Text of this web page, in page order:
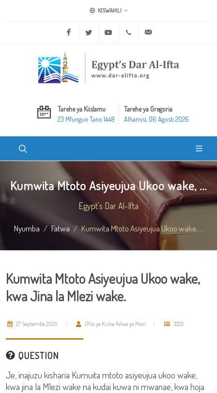
KISWAHILI
Facebook Twitter Youtube +20 2 25970400
Tarehe ya Kiislamu
23 Mfunguo Tano 1448
Tarehe ya Gregoria
Alhamisi, 06 Agosti 2026
Kumwita Mtoto Asiyeujua Ukoo wake, ...
Egypt's Dar Al-Ifta
Nyumba Fatwa Kumwita Mtoto Asiyeujua Ukoo wake, ...
Kumwita Mtoto Asiyeujua Ukoo wake,
kwa Jina la Mlezi wake.
27 Septemba 2020 Ofisi ya Kutoa Fatwa ya Misri 3223
QUESTION
Je, inajuzu kisharia Kumuita mtoto asiyeujua ukoo wake,
kwa jina la Mlezi wake na kudai kuwa ni mwanae, kwa hoja